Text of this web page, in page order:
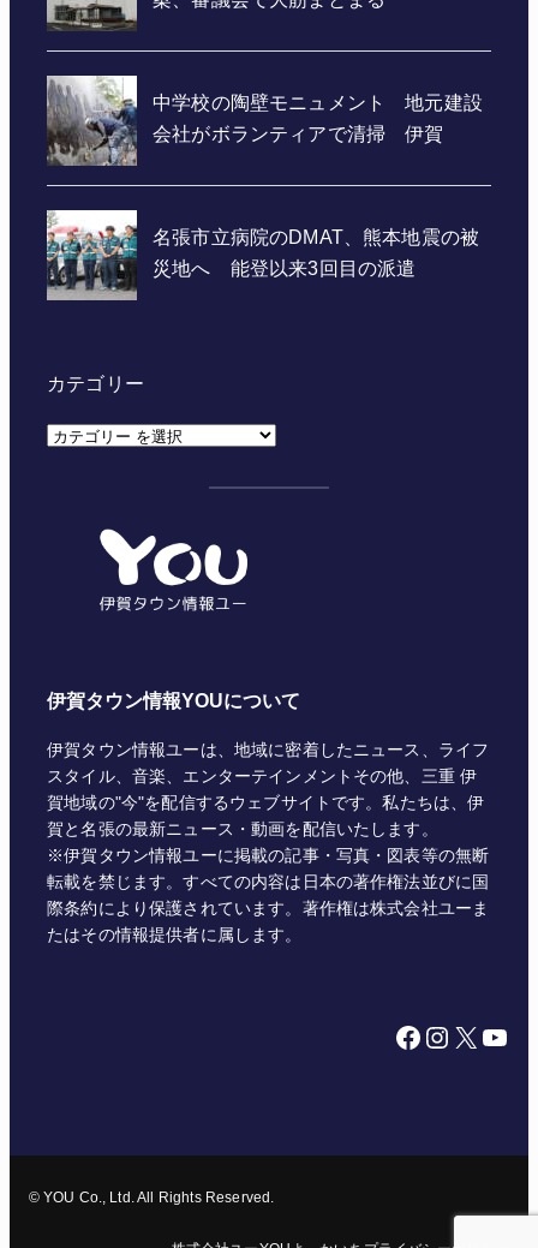
カテゴリー
カ
伊賀タウン情報YOUについて
伊賀タウン情報ユーは、地域に密着したニュース、ライフ
スタイル、音楽、エンターテインメントその他、三重 伊
賀地域の"今"を配信するウェブサイトです。私たちは、伊
賀と名張の最新ニュース・動画を配信いたします。
※伊賀タウン情報ユーに掲載の記事・写真・図表等の無断
転載を禁じます。すべての内容は日本の著作権法並びに国
際条約により保護されています。著作権は株式会社ユーま
たはその情報提供者に属します。
Facebook Instagram X YouTube
© YOU Co., Ltd. All Rights Reserved.